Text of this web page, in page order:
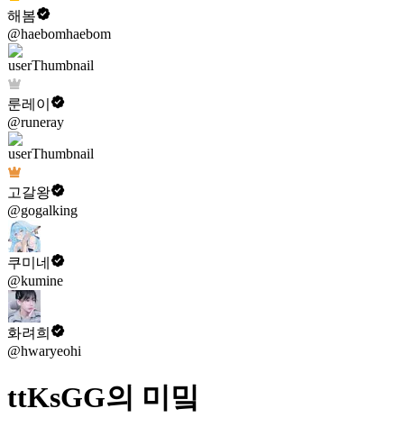
해봄
@haebomhaebom
룬레이
@runeray
고갈왕
@gogalking
쿠미네
@kumine
화려희
@hwaryeohi
ttKsGG의 미밐